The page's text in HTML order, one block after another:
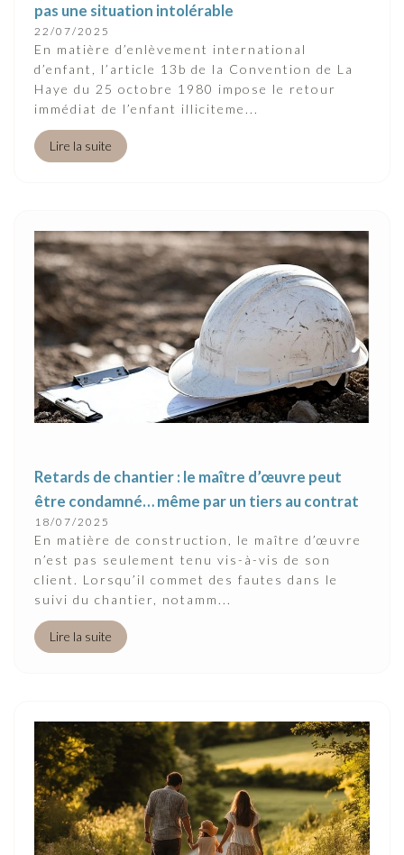
pas une situation intolérable
22/07/2025
En matière d’enlèvement international
d’enfant, l’article 13b de la Convention de La
Haye du 25 octobre 1980 impose le retour
immédiat de l’enfant illiciteme...
Lire la suite
Retards de chantier : le maître d’œuvre peut
être condamné… même par un tiers au contrat
18/07/2025
En matière de construction, le maître d’œuvre
n’est pas seulement tenu vis-à-vis de son
client. Lorsqu’il commet des fautes dans le
suivi du chantier, notamm...
Lire la suite